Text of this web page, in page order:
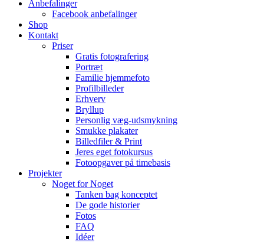
Anbefalinger
Facebook anbefalinger
Shop
Kontakt
Priser
Gratis fotografering
Portræt
Familie hjemmefoto
Profilbilleder
Erhverv
Bryllup
Personlig væg-udsmykning
Smukke plakater
Billedfiler & Print
Jeres eget fotokursus
Fotoopgaver på timebasis
Projekter
Noget for Noget
Tanken bag konceptet
De gode historier
Fotos
FAQ
Idéer